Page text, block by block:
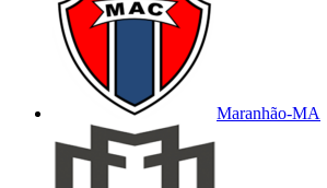
Maranhão-MA